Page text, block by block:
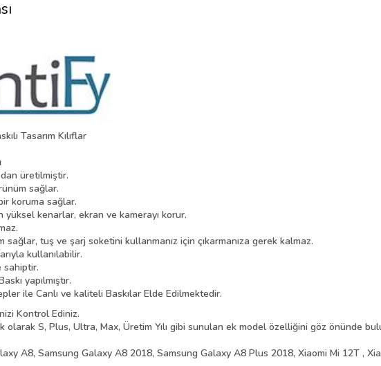
Tasarım Kılıflar
üretilmiştir.
sağlar.
koruma sağlar.
yüksel kenarlar, ekran ve kamerayı korur.
sağlar, tuş ve şarj soketini kullanmanız için çıkarmanıza gerek kalmaz.
kullanılabilir.
yapılmıştır.
ile Canlı ve kaliteli Baskılar Elde Edilmektedir.
Kontrol Ediniz.
olarak S, Plus, Ultra, Max, Üretim Yılı gibi sunulan ek model özelliğini göz önünde
A8, Samsung Galaxy A8 2018, Samsung Galaxy A8 Plus 2018, Xiaomi Mi 12T ,